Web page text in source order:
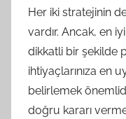
Her iki stratejinin
vardır. Ancak, en
dikkatli bir şekilde
ihtiyaçlarınıza en
belirlemek
doğru kararı